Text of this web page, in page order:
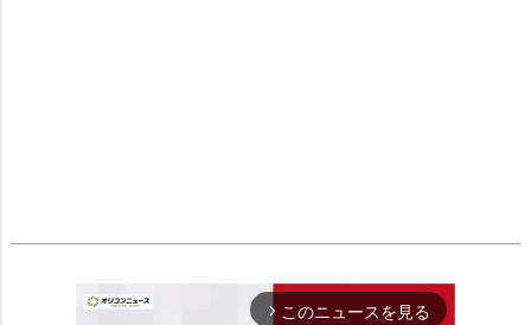
arrow_forward_ios このニュースを見る